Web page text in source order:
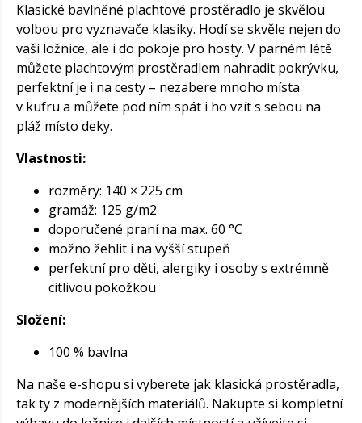
Klasické bavlněné plachtové prostěradlo je skvělou
volbou pro vyznavače klasiky. Hodí se skvěle nejen do
vaší ložnice, ale i do pokoje pro hosty. V parném létě
můžete plachtovým prostěradlem nahradit pokrývku,
perfektní je i na cesty – nezabere mnoho místa
v kufru a můžete pod ním spát i ho vzít s sebou na
pláž místo deky.
Vlastnosti:
rozměry: 140 × 225 cm
gramáž: 125 g/m2
doporučené praní na max. 60 °C
možno žehlit i na vyšší stupeň
perfektní pro děti, alergiky i osoby s extrémně
citlivou pokožkou
Složení:
100 % bavlna
Na naše e-shopu si vyberete jak klasická prostěradla,
tak ty z modernějších materiálů. Nakupte si kompletní